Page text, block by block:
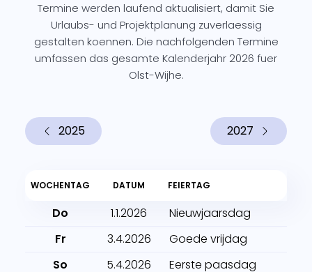
Termine werden laufend aktualisiert, damit Sie
Urlaubs- und Projektplanung zuverlaessig
gestalten koennen. Die nachfolgenden Termine
umfassen das gesamte Kalenderjahr 2026 fuer
Olst-Wijhe.
2025 2027
WOCHENTAG DATUM FEIERTAG
Do 1.1.2026
Nieuwjaarsdag
Fr
3.4.2026
Goede vrijdag
So
5.4.2026
Eerste paasdag